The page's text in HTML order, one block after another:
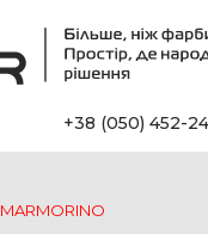
+38 (050) 452-
MARMORINO